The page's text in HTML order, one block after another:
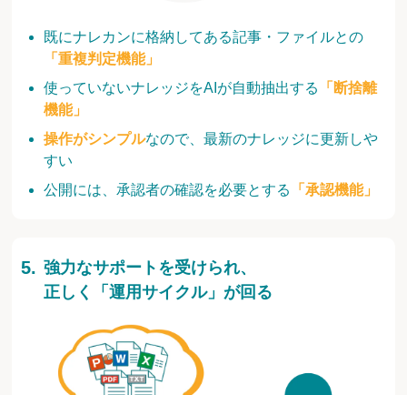
既にナレカンに格納してある記事・ファイルとの
「重複判定機能」
使っていないナレッジをAIが自動抽出する
「断捨離
機能」
操作がシンプルなので、最新のナレッジに更新しや
すい
公開には、承認者の確認を必要とする
「承認機能」
強力なサポートを受けられ、
正しく「運用サイクル」が回る